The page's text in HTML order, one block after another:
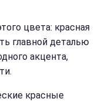
цвета: красная
главной деталью
акцента,
красные